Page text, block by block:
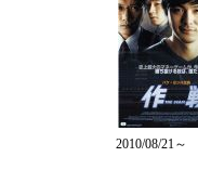
2010/08/21～